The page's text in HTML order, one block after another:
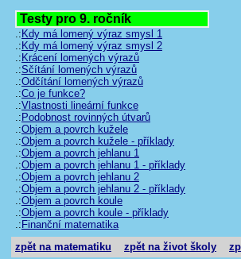
Testy pro 9. ročník
.: Kdy má lomený výraz smysl 1
.: Kdy má lomený výraz smysl 2
.: Krácení lomených výrazů
.:Sčítání lomených výrazů
.:Odčítání lomených výrazů
.:Co je funkce?
.:Vlastnosti lineární funkce
.: Podobnost rovinných útvarů
.:Objem a povrch kužele
.:Objem a povrch kužele - příklady
.:Objem a povrch jehlanu 1
.:Objem a povrch jehlanu 1 - příklady
.:Objem a povrch jehlanu 2
.:Objem a povrch jehlanu 2 - příklady
.:Objem a povrch koule
.:Objem a povrch koule - příklady
.: Finanční matematika
zpět na matematiku zpět na život školy